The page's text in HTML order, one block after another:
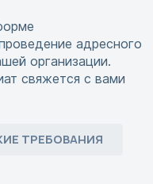
адресного
организации.
свяжется с вами
ТРЕБОВАНИЯ